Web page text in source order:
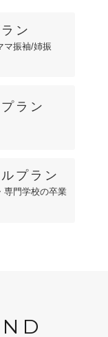
ン
マ振袖/姉振
ラン
プラン
専門学校の卒業